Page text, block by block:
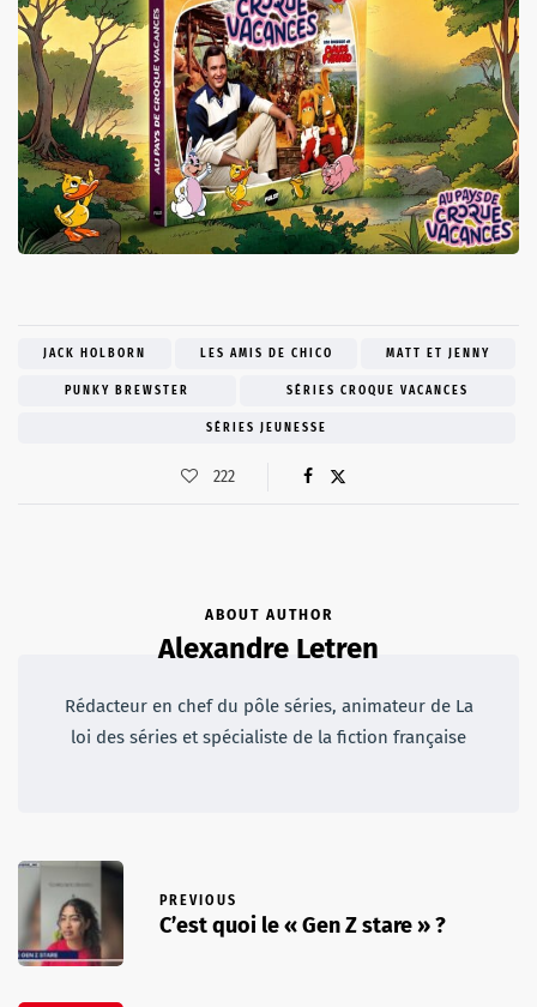
JACK HOLBORN LES AMIS DE CHICO MATT ET JENNY
PUNKY BREWSTER SÉRIES CROQUE VACANCES
SÉRIES JEUNESSE
222
ABOUT AUTHOR
Alexandre Letren
Rédacteur en chef du pôle séries, animateur de La
loi des séries et spécialiste de la fiction française
PREVIOUS
C’est quoi le « Gen Z stare » ?